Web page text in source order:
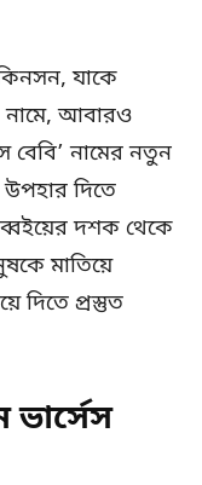
যাকে
নামে, আবারও
বেবি’ নামের নতুন
উপহার দিতে
দশক থেকে
মাতিয়ে
দিতে প্রস্তুত
ভার্সেস